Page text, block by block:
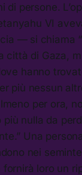
persone.
VI
— si chiama
città di Gaza,
hanno
più nessun
per ora,
nulla da
Una
nei
loro un